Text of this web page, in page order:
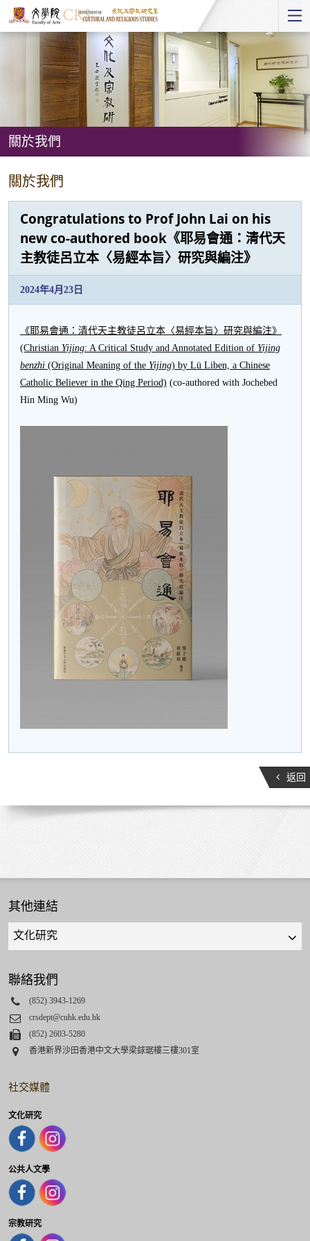
Start
關於我們
於關於我們
Congratulations to Prof John Lai on his
new co-authored book《耶易會通：清代天
主教徒呂立本〈易經本旨〉研究與編注》
2024年4月23日
《耶易會通：清代天主教徒呂立本〈易經本旨〉研究與編注》
(Christian Yijing: A Critical Study and Annotated Edition of Yijing
benzhi (Original Meaning of the Yijing) by Lü Liben, a Chinese
Catholic Believer in the Qing Period) (co-authored with Jochebed
Hin Ming Wu)
返回
其他連結
Quick
links
select
聯絡我們
Phone
(852) 3943-1269
Email
crsdept@cuhk.edu.hk
Fax(852) 2603-5280
Address
香港新界沙田香港中文大學梁銶琚樓三樓301室
社交媒體
文化研究
公共人文學
宗教研究